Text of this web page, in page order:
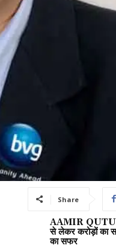
Share
AAMIR
से लेकर करोड़ों का
का सफर